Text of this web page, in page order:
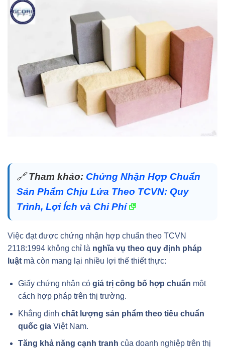
🔗Tham khảo: Chứng Nhận Hợp Chuẩn
Sản Phẩm Chịu Lửa Theo TCVN: Quy
Trình, Lợi Ích và Chi Phí
Việc đạt được chứng nhận hợp chuẩn theo TCVN
2118:1994 không chỉ là nghĩa vụ theo quy định pháp
luật mà còn mang lại nhiều lợi thế thiết thực:
Giấy chứng nhận có giá trị công bố hợp chuẩn một
cách hợp pháp trên thị trường.
Khẳng định chất lượng sản phẩm theo tiêu chuẩn
quốc giaViệt Nam.
Tăng khả năng cạnh tranh của doanh nghiệp trên thị